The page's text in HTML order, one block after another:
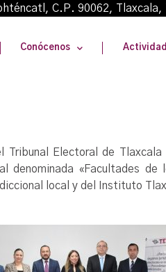
C.P. 90062,
Conócenos
Electoral de
denominada «Facultades
local y del Instituto